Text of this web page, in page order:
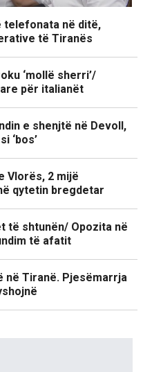
telefonata në ditë,
të Tiranës
‘mollë sherri’/
për italianët
e shenjtë në Devoll,
‘bos’
Vlorës, 2 mijë
qytetin bregdetar
të shtunën/ Opozita në
të afatit
në Tiranë. Pjesëmarrja